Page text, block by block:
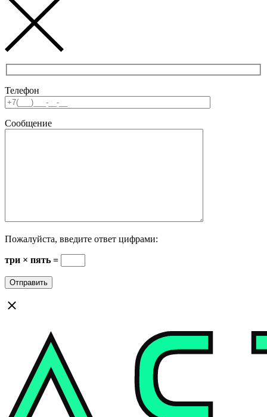
Телефон
Сообщение
Пожалуйста, введите ответ цифрами:
три × пять =